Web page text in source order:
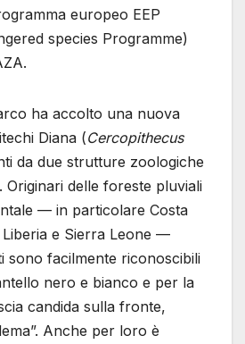
europeo EEP
species Programme)
ha accolto una nuova
Diana (Cercopithecus
da due strutture zoologiche
Originari delle foreste pluviali
— in particolare Costa
Liberia e Sierra Leone —
sono facilmente riconoscibili
nero e bianco e per la
candida sulla fronte,
Anche per loro è